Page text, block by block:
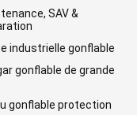
SAV &
industrielle gonflable
gonflable de grande
gonflable protection